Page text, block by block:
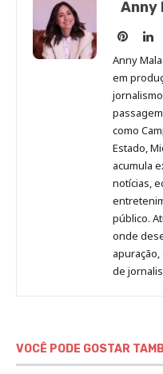
Anny
Anny
no
Anny
em
como
Estado,
acumula
notícias,
público.
onde
de
VOCÊ PODE GOSTAR